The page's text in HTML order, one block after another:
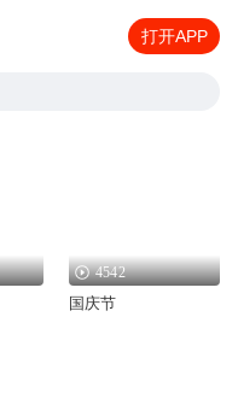
打开APP
4542
国庆节